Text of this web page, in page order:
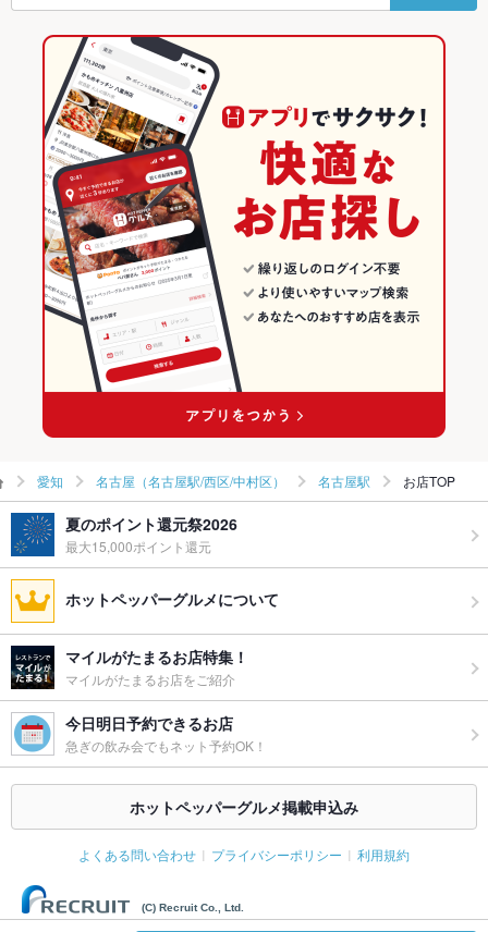
その他設備 －
飲み放題 あり ：90分制 (コースにのみ付けて頂くことができます。)
食べ放題
なし ：食べ放題はございませんが、お得な飲み放題付きコース
をご用意しております。
カクテル充実、焼酎充実、日本酒充実、ワイン充実
お子様連れ
お子様連れ歓迎 ：お子様もご一緒にお食事をお楽しみいただけ
ます★
ウェディン
グパーティ
※お気軽にご相談下さい。
ご不明点がございましたらお気軽にお問合せください。
名古屋駅 × 和風
焼き鳥・鶏料理
名古屋（名古屋駅/西区/中村区） × 和食
名古屋（名古屋駅/西区/中村区） × 焼き鳥・鶏料理
名古屋駅 × 和食
名古屋駅 × 焼き鳥・鶏料理
名古屋駅 × 焼き鳥・鶏料理
愛知 × 居酒屋
愛知 × 和風
愛知 × 和食
愛知 × 焼き鳥・鶏料理
愛知の居酒屋ランキング
名古屋（名古屋駅/西区/中村区）のグルメランキング
名古屋（名古屋駅/西区/中村区）の居酒屋ランキング
名古屋駅のグルメランキング
名古屋駅の居酒屋ランキング
愛知 名古屋（名古屋駅/西区/中村区） 名古屋駅 お店TOP
夏のポイント還元祭2026
最大15,000ポイント還元
ホットペッパーグルメについて
マイルがたまるお店特集！
マイルがたまるお店をご紹介
今日明日予約できるお店
急ぎの飲み会でもネット予約OK！
ホットペッパーグルメ掲載申込み
よくある問い合わせ プライバシーポリシー 利用規約
(C) Recruit Co., Ltd.